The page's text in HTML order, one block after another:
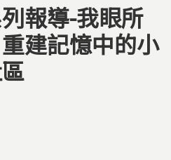
報導-我眼所
建記憶中的小